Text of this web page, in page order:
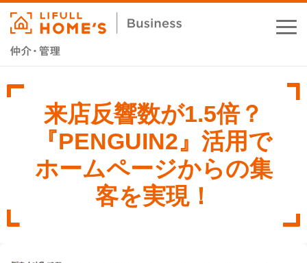
業務支援サービス
セミナー・イベント
成功事例
来店反響数が1.5倍？
『PENGUIN2』活用で
ホームページからの集
客を実現！